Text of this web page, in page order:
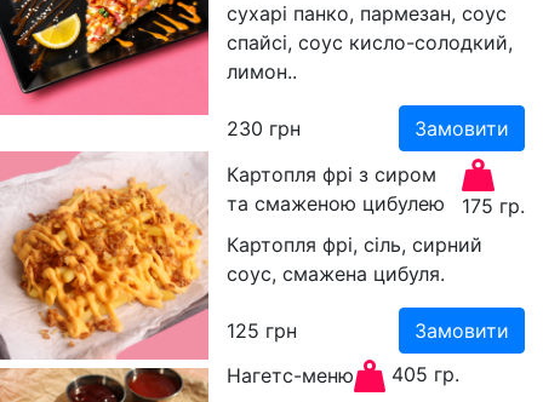
сухарі панко, пармезан, соус
спайсі, соус кисло-солодкий,
лимон..
230 грн
Замовити
Картопля фрі з сиром
та смаженою цибулею
175 гр.
Картопля фрі, сіль, сирний
соус, смажена цибуля.
125 грн
Замовити
Нагетс-меню
405 гр.